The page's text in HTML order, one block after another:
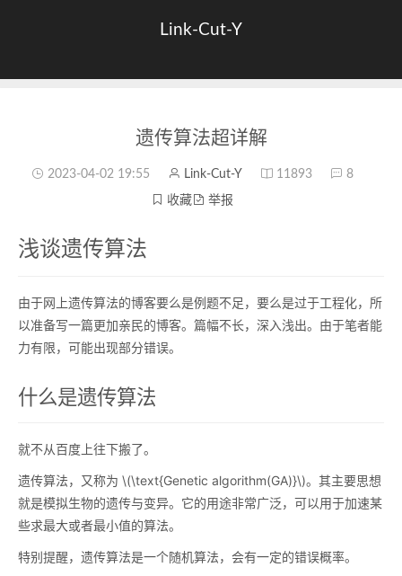
Link-Cut-Y
遗传算法超详解
浅谈遗传算法
由于网上遗传算法的博客要么是例题不足，要么是过于工程化，所
以准备写一篇更加亲民的博客。篇幅不长，深入浅出。由于笔者能
力有限，可能出现部分错误。
什么是遗传算法
就不从百度上往下搬了。
遗传算法，又称为 \(\text{Genetic algorithm(GA)}\)。其主要思想
就是模拟生物的遗传与变异。它的用途非常广泛，可以用于加速某
些求最大或者最小值的算法。
特别提醒，遗传算法是一个随机算法，会有一定的错误概率。
2023-04-02 19:55 Link-Cut-Y 11893 8
收藏 举报